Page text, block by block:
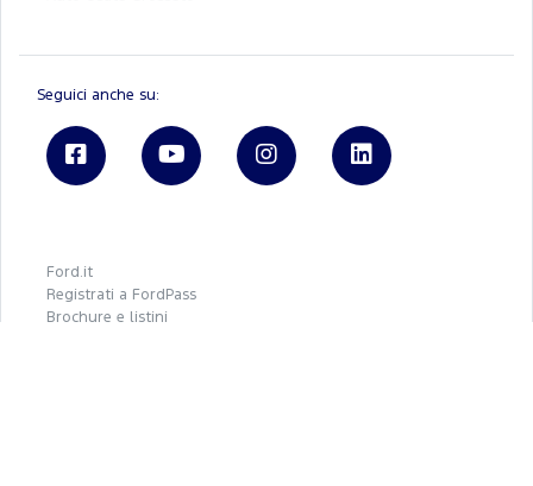
Seguici anche su:
Ford.it
Registrati a FordPass
Brochure e listini